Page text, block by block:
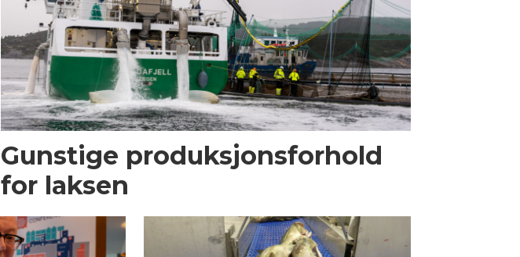
Gunstige produksjonsforhold
for laksen